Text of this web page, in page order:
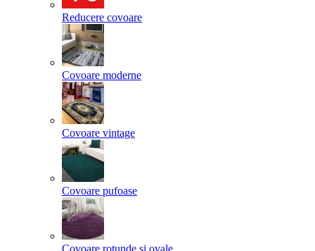
Reducere covoare
Covoare moderne
Covoare vintage
Covoare pufoase
Covoare rotunde și ovale